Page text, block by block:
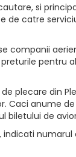
si
de catre
companii
plecare din
anume
biletului de